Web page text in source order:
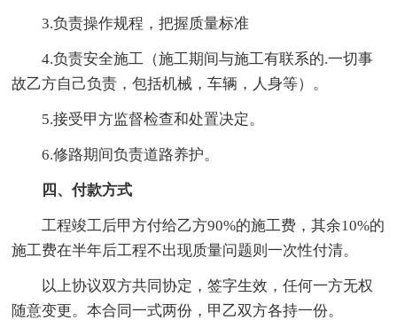
3.负责操作规程，把握质量标准
4.负责安全施工（施工期间与施工有联系的.一切事
故乙方自己负责，包括机械，车辆，人身等）。
5.接受甲方监督检查和处置决定。
6.修路期间负责道路养护。
四、付款方式
工程竣工后甲方付给乙方90%的施工费，其余10%的
施工费在半年后工程不出现质量问题则一次性付清。
以上协议双方共同协定，签字生效，任何一方无权
随意变更。本合同一式两份，甲乙双方各持一份。